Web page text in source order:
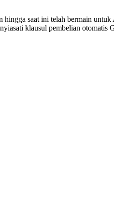
saat ini telah bermain
klausul pembelian otomatis